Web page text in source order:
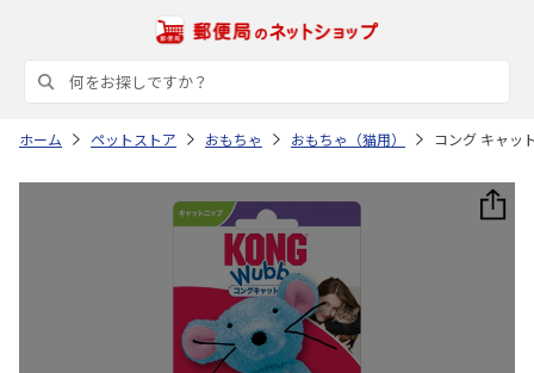
ホーム ペットストア おもちゃ おもちゃ（猫用） コング キャッ